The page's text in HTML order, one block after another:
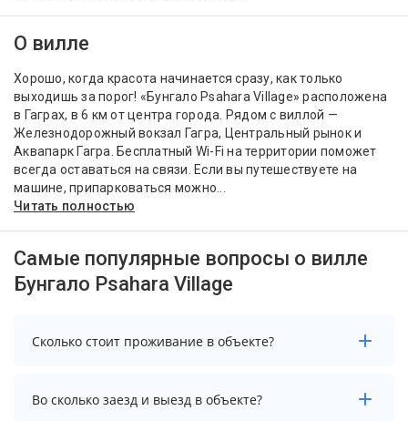
О вилле
Хорошо, когда красота начинается сразу, как только
выходишь за порог! «Бунгало Psahara Village» расположена
в Гаграх, в 6 км от центра города. Рядом с виллой —
Железнодорожный вокзал Гагра, Центральный рынок и
Аквапарк Гагра. Бесплатный Wi-Fi на территории поможет
всегда оставаться на связи. Если вы путешествуете на
машине, припарковаться можно...
Читать полностью
Самые популярные вопросы о вилле
Бунгало Psahara Village
Сколько стоит проживание в объекте?
Чтобы увидеть актуальные цены на проживание в
объекте, выберите нужные даты и количество гостей.
Во сколько заезд и выезд в объекте?